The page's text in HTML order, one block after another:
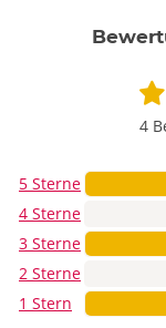
Lege erst die
zweite
Gefühl
oder abnehmen.
4
5 Sterne
4 Sterne
3 Sterne
2 Sterne
1 Stern